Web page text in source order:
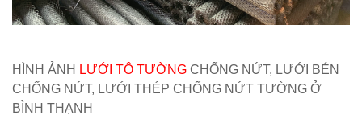
HÌNH ẢNH LƯỚI TÔ TƯỜNG CHỐNG NỨT, LƯỚI BÉN
CHỐNG NỨT, LƯỚI THÉP CHỐNG NỨT TƯỜNG Ở
BÌNH THẠNH